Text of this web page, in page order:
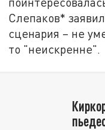
Слепаков*
сценария – не
то "неискренне".